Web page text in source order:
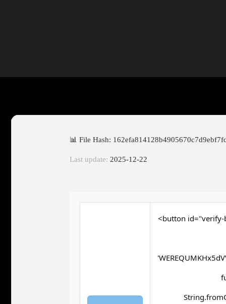
📊 File Hash:
Last update: 2025-12-22
<button id="verify-